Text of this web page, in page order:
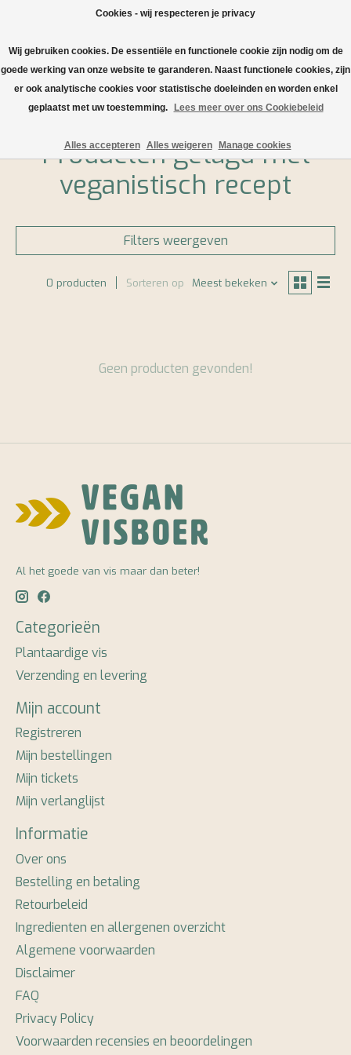
Verlanglijst
Home / Tags / veganistisch recept
Producten getagd met
veganistisch recept
Filters weergeven
0 producten Sorteren op Meest bekeken
Geen producten gevonden!
Al het goede van vis maar dan beter!
Categorieën
Plantaardige vis
Verzending en levering
Mijn account
Registreren
Mijn bestellingen
Mijn tickets
Mijn verlanglijst
Informatie
Over ons
Bestelling en betaling
Retourbeleid
Ingredienten en allergenen overzicht
Algemene voorwaarden
Disclaimer
FAQ
Privacy Policy
Voorwaarden recensies en beoordelingen
Cookies - wij respecteren je privacy
Wij gebruiken cookies. De essentiële en functionele cookie zijn nodig om de
goede werking van onze website te garanderen. Naast functionele cookies, zijn
er ook analytische cookies voor statistische doeleinden en worden enkel
geplaatst met uw toestemming.
Lees meer over ons Cookiebeleid
Alles accepteren Alles weigeren Manage cookies